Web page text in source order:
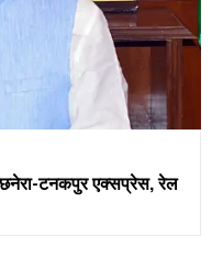
टनकपुर एक्सप्रेस, रेल